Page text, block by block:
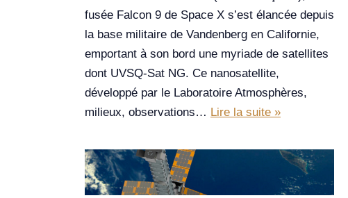
fusée Falcon 9 de Space X s’est élancée depuis
la base militaire de Vandenberg en Californie,
emportant à son bord une myriade de satellites
dont UVSQ-Sat NG. Ce nanosatellite,
développé par le Laboratoire Atmosphères,
milieux, observations… Lire la suite »